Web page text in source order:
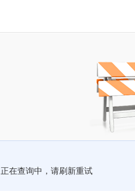
正在查询中，请刷新重试